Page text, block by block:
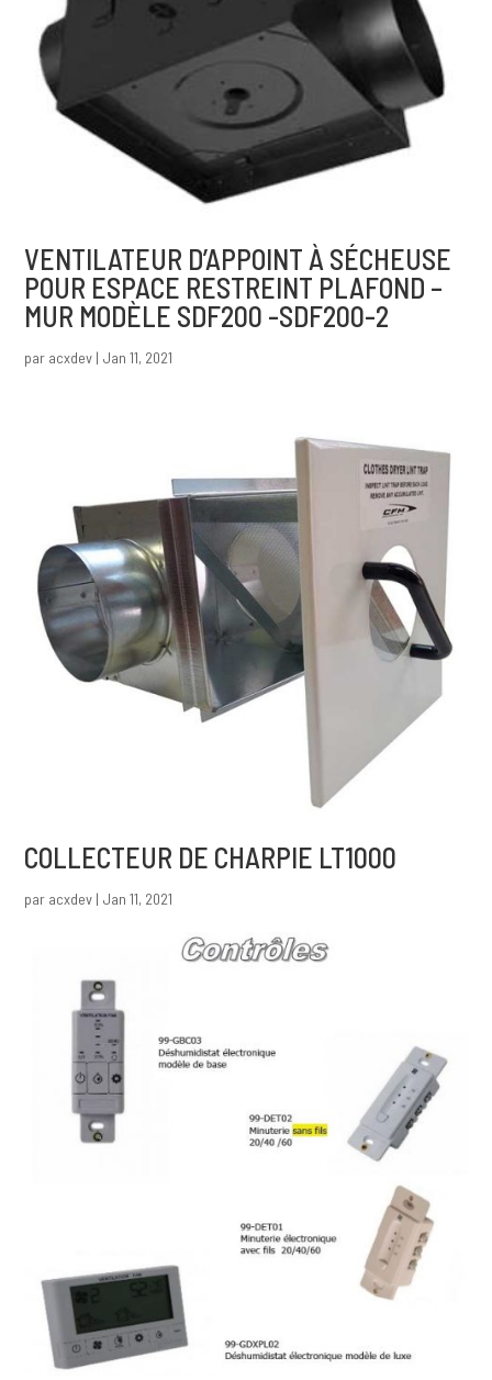
VENTILATEUR D’APPOINT À SÉCHEUSE
POUR ESPACE RESTREINT PLAFOND –
MUR MODÈLE SDF200 -SDF200-2
par acxdev | Jan 11, 2021
COLLECTEUR DE CHARPIE LT1000
par acxdev | Jan 11, 2021